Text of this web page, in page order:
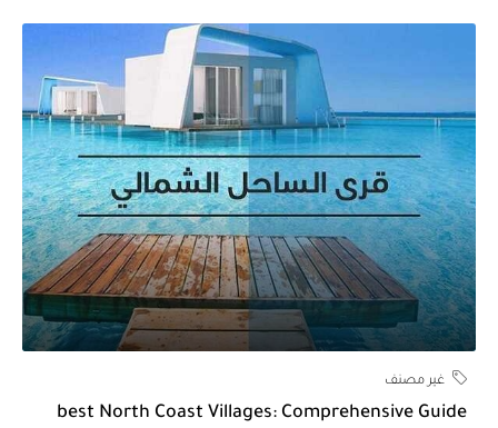
غير مصنف
best North Coast Villages: Comprehensive